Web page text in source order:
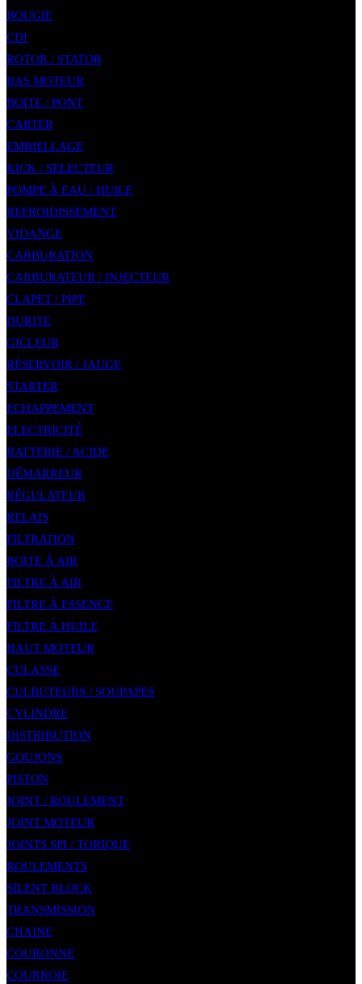
BOUGIE
CDI
ROTOR / STATOR
BAS MOTEUR
BOITE / PONT
CARTER
EMBIELLAGE
KICK / SELECTEUR
POMPE À EAU / HUILE
REFROIDISSEMENT
VIDANGE
CARBURATION
CARBURATEUR / INJECTEUR
CLAPET / PIPE
DURITE
GICLEUR
RÉSERVOIR / JAUGE
STARTER
ECHAPPEMENT
ELECTRICITÉ
BATTERIE / ACIDE
DÉMARREUR
RÉGULATEUR
RELAIS
FILTRATION
BOITE À AIR
FILTRE À AIR
FILTRE À ESSENCE
FILTRE À HUILE
HAUT MOTEUR
CULASSE
CULBUTEURS / SOUPAPES
CYLINDRE
DISTRIBUTION
GOUJONS
PISTON
JOINT / ROULEMENT
JOINT MOTEUR
JOINTS SPI / TORIQUE
ROULEMENTS
SILENT BLOCK
TRANSMISSION
CHAINE
COURONNE
COURROIE